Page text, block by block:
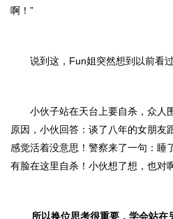
啊！”
说到这，Fun姐突然想到以前看过
小伙子站在天台上要自杀，众人
原因，小伙回答：谈了八年的女朋友
感觉活着没意思！警察来了一句：睡
有脸在这里自杀！小伙想了想，也对
所以换位思考很重要，学会站在